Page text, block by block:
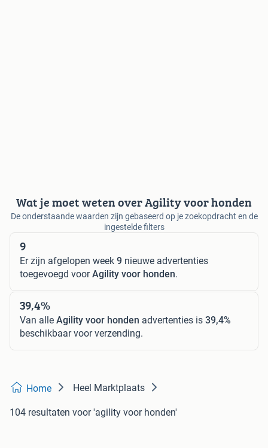
Wat je moet weten over Agility voor honden
De onderstaande waarden zijn gebaseerd op je zoekopdracht en de
ingestelde filters
9
Er zijn afgelopen week 9 nieuwe advertenties
toegevoegd voorAgility voor honden.
39,4%
Van alle Agility voor honden advertenties is 39,4%
beschikbaar voor verzending.
Home Heel Marktplaats
104 resultaten voor 'agility voor honden'